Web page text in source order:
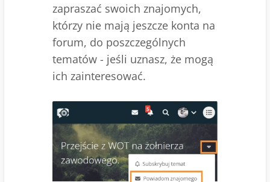
zapraszać swoich znajomych,
którzy nie mają jeszcze konta na
forum, do poszczególnych
tematów - jeśli uznasz, że mogą
ich zainteresować.